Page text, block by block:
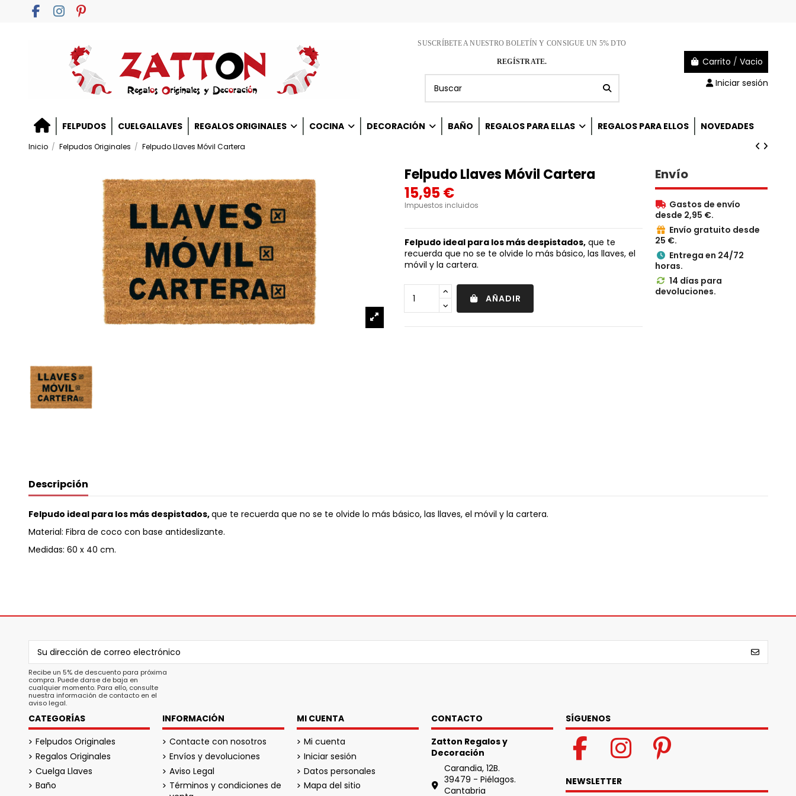
SUSCRÍBETE A NUESTRO BOLETÍN Y CONSIGUE UN 5% DTO
REGÍSTRATE. Carrito / Vacio
Iniciar sesión
FELPUDOS CUELGALLAVES REGALOS ORIGINALES COCINA DECORACIÓN BAÑO REGALOS PARA ELLAS REGALOS PARA ELLOS NOVEDADES
Inicio Felpudos Originales Felpudo Llaves Móvil Cartera
Felpudo Llaves Móvil Cartera
15,95 €
Impuestos incluidos
Felpudo ideal para los más despistados,que te
recuerda que no se te olvide lo más básico, las llaves, el
móvil y la cartera.
AÑADIR
Envío
 Gastos de envío
desde 2,95 €.
 Envío gratuito desde
25 €.
 Entrega en 24/72
horas.
 14 días para
devoluciones.
Descripción
Felpudo ideal para los más despistados,que te recuerda que no se te olvide lo más básico, las llaves, el móvil y la cartera.
Material: Fibra de coco con base antideslizante.
Medidas: 60 x 40 cm.
Recibe un 5% de descuento para próxima
compra. Puede darse de baja en
cualquier momento. Para ello, consulte
nuestra información de contacto en el
aviso legal.
CATEGORÍAS
Felpudos Originales
Regalos Originales
Cuelga Llaves
Baño
INFORMACIÓN
Contacte con nosotros
Envíos y devoluciones
Aviso Legal
Términos y condiciones de
MI CUENTA
Mi cuenta
Iniciar sesión
Datos personales
Mapa del sitio
CONTACTO
Zatton Regalos y
Decoración
Carandia, 12B.
39479 - Piélagos.
Cantabria
SÍGUENOS
NEWSLETTER